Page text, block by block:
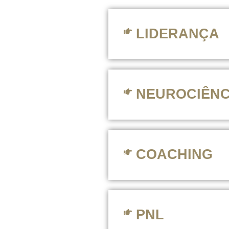
LIDERANÇA
COACHING
PNL